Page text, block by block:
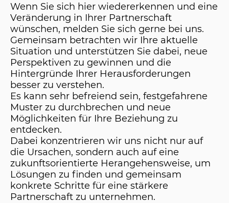
Wenn Sie sich hier wiedererkennen und eine
Veränderung in Ihrer Partnerschaft
wünschen, melden Sie sich gerne bei uns.
Gemeinsam betrachten wir Ihre aktuelle
Situation und unterstützen Sie dabei, neue
Perspektiven zu gewinnen und die
Hintergründe Ihrer Herausforderungen
besser zu verstehen.
Es kann sehr befreiend sein, festgefahrene
Muster zu durchbrechen und neue
Möglichkeiten für Ihre Beziehung zu
entdecken.
Dabei konzentrieren wir uns nicht nur auf
die Ursachen, sondern auch auf eine
zukunftsorientierte Herangehensweise, um
Lösungen zu finden und gemeinsam
konkrete Schritte für eine stärkere
Partnerschaft zu unternehmen.